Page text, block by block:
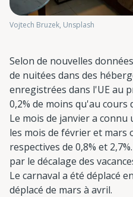
Vojtech Bruzek, Unsplash
Selon de nouvelles
de nuitées dans des
enregistrées dans l'UE au
0,2% de moins qu'au cours
Le mois de janvier a connu
les mois de février et mars
respectives de 0,8% et
par le décalage des
Le carnaval a été déplacé
déplacé de mars à avril.